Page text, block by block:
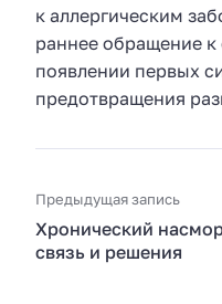
к аллергическим
раннее обращение к
появлении первых
предотвращения
Предыдущая запись
Хронический
связь и решения